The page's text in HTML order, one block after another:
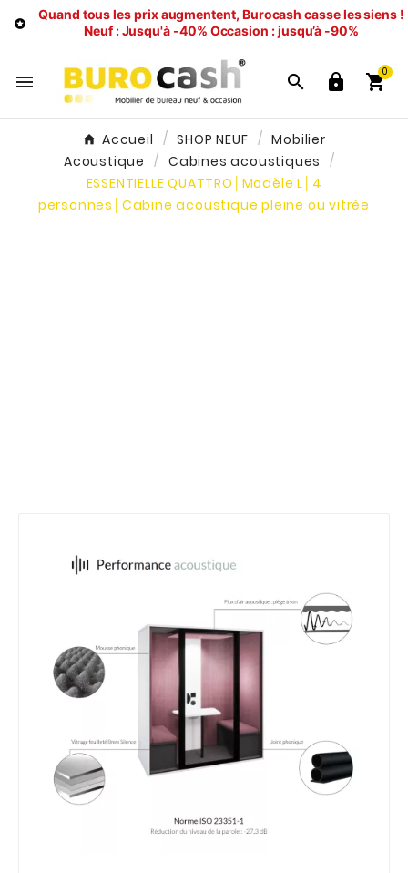

Quand tous les prix augmentent, Burocash casse les siens !
Neuf : Jusqu'à -40% Occasion : jusqu’à -90%
   
0
Accueil SHOP NEUF
Mobilier
Acoustique
Cabines acoustiques
ESSENTIELLE QUATTRO│Modèle L│4
personnes│Cabine acoustique pleine ou vitrée